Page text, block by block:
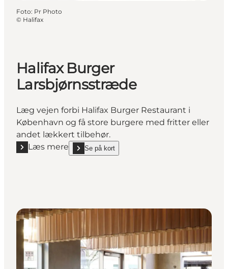
Foto: Pr Photo
© Halifax
Halifax Burger
Larsbjørnsstræde
Læg vejen forbi Halifax Burger Restaurant i
København og få store burgere med fritter eller
andet lækkert tilbehør.
Læs mere
Læs mere "Halifax Burger Larsbjørnsstræde"
Se på kort
show Halifax Burger Larsbjørnsstræde on_map